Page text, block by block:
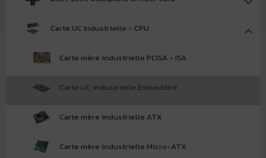
Carte UC Industrielle - CPU
Carte mère industrielle PCISA - ISA
Carte UC industrielle Embedded
Carte mère industrielle ATX
Carte mère industrielle Micro-ATX